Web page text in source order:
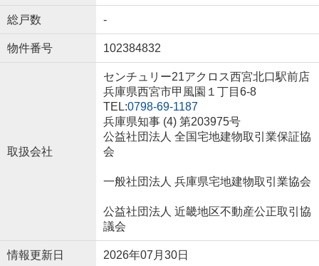
総戸数 -
物件番号 102384832
取扱会社
センチュリー21アクロス西宮北口駅前店
兵庫県西宮市甲風園１丁目6-8
TEL:0798-69-1187
兵庫県知事 (4) 第203975号
公益社団法人 全国宅地建物取引業保証協
会
一般社団法人 兵庫県宅地建物取引業協会
公益社団法人 近畿地区不動産公正取引協
議会
情報更新日 2026年07月30日